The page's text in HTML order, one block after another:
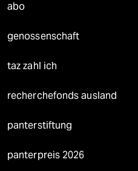
abo
genossenschaft
taz zahl ich
recherchefonds ausland
panterstiftung
panterpreis 2026